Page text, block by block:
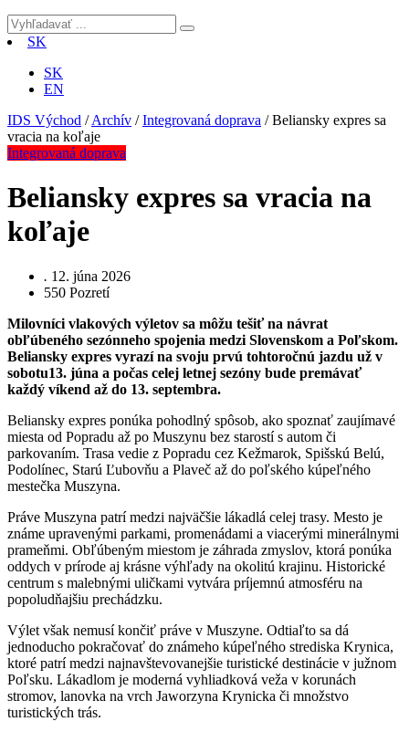
SK
SK
EN
IDS Východ /Archív /Integrovaná doprava /Beliansky expres sa
vracia na koľaje
Integrovaná doprava
Beliansky expres sa vracia na
koľaje
. 12. júna 2026
550 Pozretí
Milovníci vlakových výletov sa môžu tešiť na návrat
obľúbeného sezónneho spojenia medzi Slovenskom a Poľskom.
Beliansky expres vyrazí na svoju prvú tohtoročnú jazdu už v
sobotu13. júna a počas celej letnej sezóny bude premávať
každý víkend až do 13. septembra.
Beliansky expres ponúka pohodlný spôsob, ako spoznať zaujímavé
miesta od Popradu až po Muszynu bez starostí s autom či
parkovaním. Trasa vedie z Popradu cez Kežmarok, Spišskú Belú,
Podolínec, Starú Ľubovňu a Plaveč až do poľského kúpeľného
mestečka Muszyna.
Práve Muszyna patrí medzi najväčšie lákadlá celej trasy. Mesto je
známe upravenými parkami, promenádami a viacerými minerálnymi
prameňmi. Obľúbeným miestom je záhrada zmyslov, ktorá ponúka
oddych v prírode aj krásne výhľady na okolitú krajinu. Historické
centrum s malebnými uličkami vytvára príjemnú atmosféru na
popoludňajšiu prechádzku.
Výlet však nemusí končiť práve v Muszyne. Odtiaľto sa dá
jednoducho pokračovať do známeho kúpeľného strediska Krynica,
ktoré patrí medzi najnavštevovanejšie turistické destinácie v južnom
Poľsku. Lákadlom je moderná vyhliadková veža v korunách
stromov, lanovka na vrch Jaworzyna Krynicka či množstvo
turistických trás.